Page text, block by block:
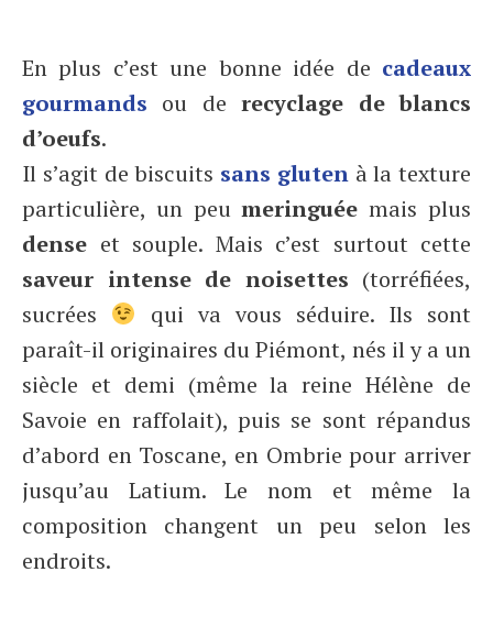
En plus c’est une bonne idée de cadeaux
gourmands ou derecyclage de blancs
d’oeufs.
Il s’agit de biscuits sans glutenà la texture
particulière, un peumeringuée mais plus
dense et souple. Mais c’est surtout cette
saveur intense de noisettes (torréfiées,
sucrées
qui va vous séduire. Ils sont
paraît-il originaires du Piémont, nés il y a un
siècle et demi (même la reine Hélène de
Savoie en raffolait), puis se sont répandus
d’abord en Toscane, en Ombrie pour arriver
jusqu’au Latium. Le nom et même la
composition changent un peu selon les
endroits.